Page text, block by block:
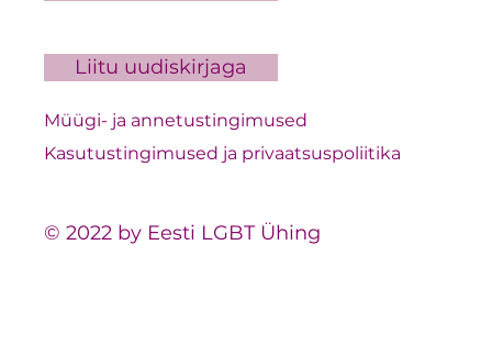
Liitu uudiskirjaga
Müügi- ja annetustingimused
Kasutustingimused ja privaatsuspoliitika
© 2022 by Eesti LGBT Ühing